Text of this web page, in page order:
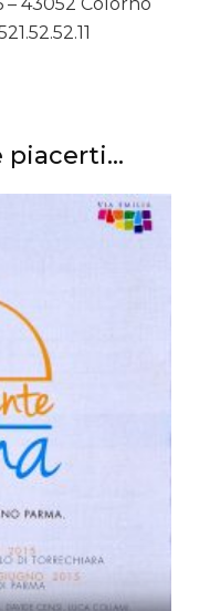
piacerti...